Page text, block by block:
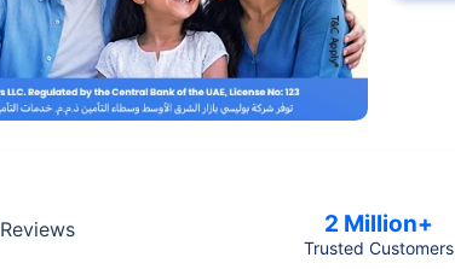
Reviews 2 Million+
Trusted Customers